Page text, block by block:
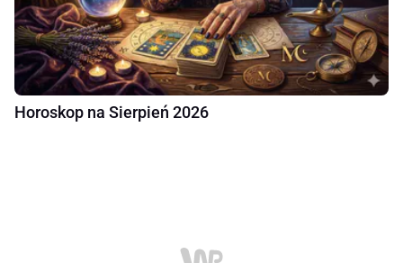
Horoskop na Sierpień 2026